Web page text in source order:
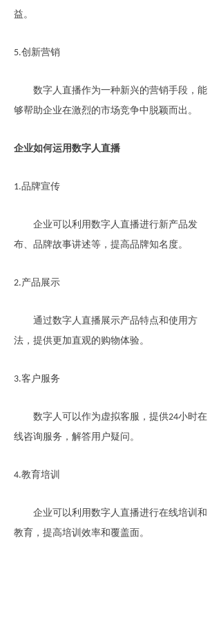
益。
5.创新营销
数字人直播作为一种新兴的营销手段，能
够帮助企业在激烈的市场竞争中脱颖而出。
企业如何运用数字人直播
1.品牌宣传
企业可以利用数字人直播进行新产品发
布、品牌故事讲述等，提高品牌知名度。
2.产品展示
通过数字人直播展示产品特点和使用方
法，提供更加直观的购物体验。
3.客户服务
数字人可以作为虚拟客服，提供24小时在
线咨询服务，解答用户疑问。
4.教育培训
企业可以利用数字人直播进行在线培训和
教育，提高培训效率和覆盖面。